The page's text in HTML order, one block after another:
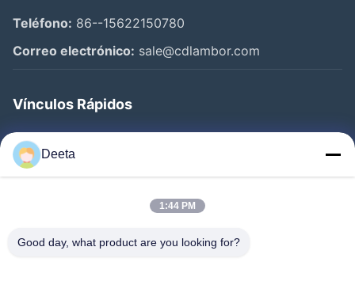
Teléfono: 86--15622150780
Correo electrónico: sale@cdlambor.com
Vínculos Rápidos
Inicio
Productos
Control De Calidad
Deeta
1:44 PM
Good day, what product are you looking for?